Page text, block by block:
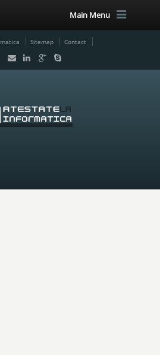
Main Menu
Sitemap Contact